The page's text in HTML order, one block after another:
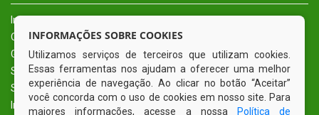
Início
O Município
Governo
Secretarias
Serviços Eletrônicos
Incentivos
INFORMAÇÕES SOBRE COOKIES
Utilizamos serviços de terceiros que utilizam cookies.
Essas ferramentas nos ajudam a oferecer uma melhor
experiência de navegação. Ao clicar no botão “Aceitar”
você concorda com o uso de cookies em nosso site. Para
maiores informações, acesse a nossa
Política de